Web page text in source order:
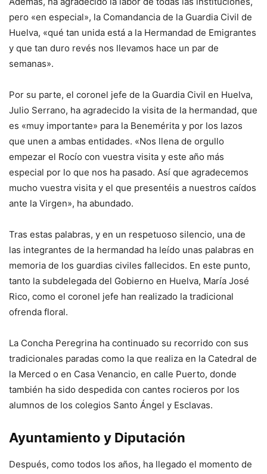
pero «en especial», la Comandancia de la Guardia Civil de
Huelva, «qué tan unida está a la Hermandad de Emigrantes
y que tan duro revés nos llevamos hace un par de
semanas».
Por su parte, el coronel jefe de la Guardia Civil en Huelva,
Julio Serrano, ha agradecido la visita de la hermandad, que
es «muy importante» para la Benemérita y por los lazos
que unen a ambas entidades. «Nos llena de orgullo
empezar el Rocío con vuestra visita y este año más
especial por lo que nos ha pasado. Así que agradecemos
mucho vuestra visita y el que presentéis a nuestros caídos
ante la Virgen», ha abundado.
Tras estas palabras, y en un respetuoso silencio, una de
las integrantes de la hermandad ha leído unas palabras en
memoria de los guardias civiles fallecidos. En este punto,
tanto la subdelegada del Gobierno en Huelva, María José
Rico, como el coronel jefe han realizado la tradicional
ofrenda floral.
La Concha Peregrina ha continuado su recorrido con sus
tradicionales paradas como la que realiza en la Catedral de
la Merced o en Casa Venancio, en calle Puerto, donde
también ha sido despedida con cantes rocieros por los
alumnos de los colegios Santo Ángel y Esclavas.
Ayuntamiento y Diputación
Después, como todos los años, ha llegado el momento de